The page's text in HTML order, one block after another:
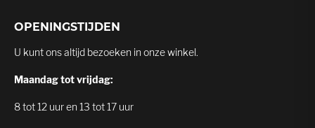
OPENINGSTIJDEN
U kunt ons altijd bezoeken in onze winkel.
Maandag tot vrijdag:
8 tot 12 uur en 13 tot 17 uur